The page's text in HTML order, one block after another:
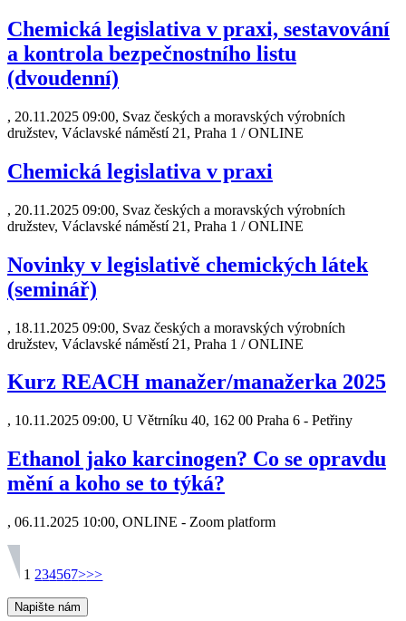
Chemická legislativa v praxi, sestavování
a kontrola bezpečnostního listu
(dvoudenní)
, 20.11.2025 09:00, Svaz českých a moravských výrobních
družstev, Václavské náměstí 21, Praha 1 / ONLINE
Chemická legislativa v praxi
, 20.11.2025 09:00, Svaz českých a moravských výrobních
družstev, Václavské náměstí 21, Praha 1 / ONLINE
Novinky v legislativě chemických látek
(seminář)
, 18.11.2025 09:00, Svaz českých a moravských výrobních
družstev, Václavské náměstí 21, Praha 1 / ONLINE
Kurz REACH manažer/manažerka 2025
, 10.11.2025 09:00, U Větrníku 40, 162 00 Praha 6 - Petřiny
Ethanol jako karcinogen? Co se opravdu
mění a koho se to týká?
, 06.11.2025 10:00, ONLINE - Zoom platform
1 234567>>>
Napište nám